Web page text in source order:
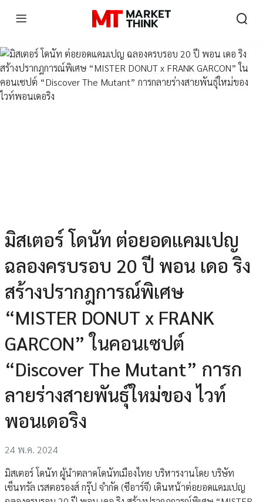
มิสเตอร์ โดนัท ต่อยอดแคมเปญ
ฉลองครบรอบ 20 ปี พอน เดอ ริง
สร้างปรากฎการณ์พิเศษ
“MISTER DONUT x FRANK
GARCON” ในคอนเซปต์
“Discover The Mutant” การก
ลายร่างสายพันธุ์ใหม่ของ ไวท์
พอนเดอริง
24 พ.ค. 2024
มิสเตอร์ โดนัท ผู้นำตลาดโดนัทเมืองไทย บริหารงานโดย บริษัท
เซ็นทรัล เรสตอรองส์ กรุ๊ป จำกัด (ซีอาร์จี) เดินหน้าต่อยอดแคมเปญ